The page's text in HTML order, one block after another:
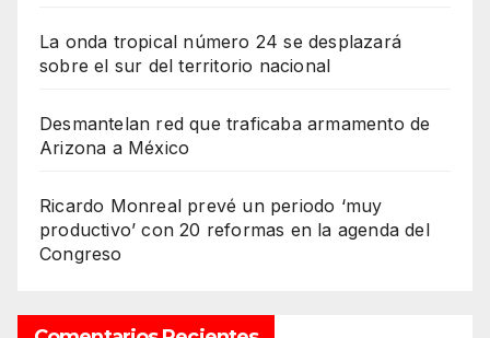
La onda tropical número 24 se desplazará
sobre el sur del territorio nacional
Desmantelan red que traficaba armamento de
Arizona a México
Ricardo Monreal prevé un periodo ‘muy
productivo’ con 20 reformas en la agenda del
Congreso